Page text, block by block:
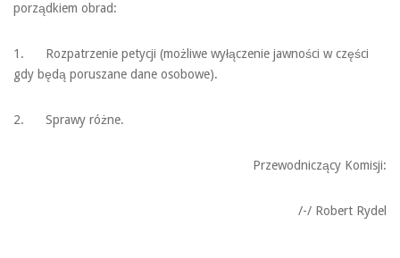
porządkiem obrad:
1. Rozpatrzenie petycji (możliwe wyłączenie jawności w części
gdy będą poruszane dane osobowe).
2. Sprawy różne.
Przewodniczący Komisji:
/-/ Robert Rydel